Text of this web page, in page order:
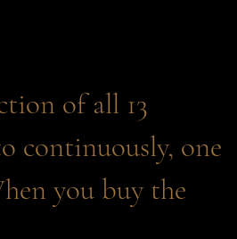
of all 13
continuously, one
you buy the